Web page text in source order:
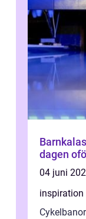
Barnkalas i
dagen
04 juni
inspiration